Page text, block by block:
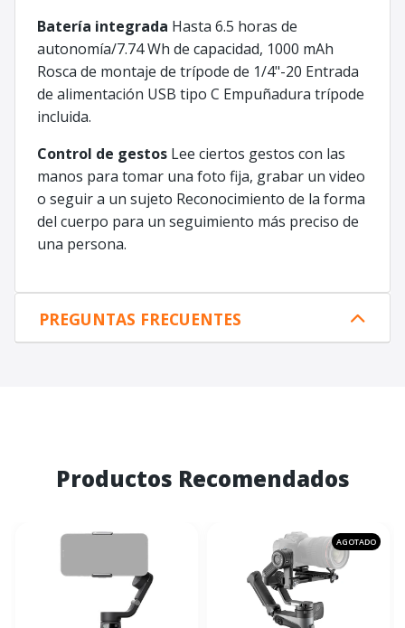
Batería integrada Hasta 6.5 horas de
autonomía/7.74 Wh de capacidad, 1000 mAh
Rosca de montaje de trípode de 1/4"-20 Entrada
de alimentación USB tipo C Empuñadura trípode
incluida.
Control de gestos Lee ciertos gestos con las
manos para tomar una foto fija, grabar un video
o seguir a un sujeto Reconocimiento de la forma
del cuerpo para un seguimiento más preciso de
una persona.
PREGUNTAS FRECUENTES
Productos Recomendados
AGOTADO